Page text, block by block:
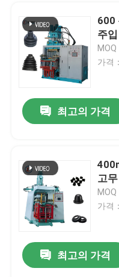
600
주
가격
최고의 가격
고
가격
최고의 가격